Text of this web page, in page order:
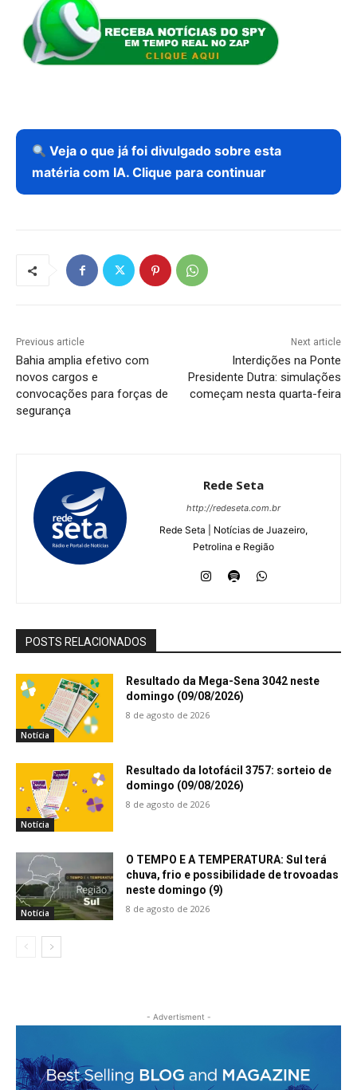
Veja o que já foi divulgado sobre esta
matéria com IA. Clique para continuar
Previous article
Bahia amplia efetivo com
novos cargos e
convocações para forças de
segurança
Next article
Interdições na Ponte
Presidente Dutra: simulações
começam nesta quarta-feira
Rede Seta
http://redeseta.com.br
Rede Seta | Notícias de Juazeiro,
Petrolina e Região
POSTS RELACIONADOS
Notícia
Resultado da Mega-Sena 3042 neste
domingo (09/08/2026)
8 de agosto de 2026
Notícia
Resultado da lotofácil 3757: sorteio de
domingo (09/08/2026)
8 de agosto de 2026
Notícia
O TEMPO E A TEMPERATURA: Sul terá
chuva, frio e possibilidade de trovoadas
neste domingo (9)
8 de agosto de 2026
- Advertisment -